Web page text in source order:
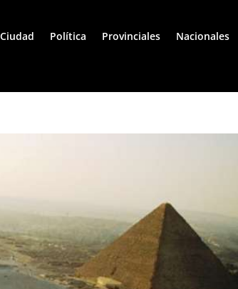
Ciudad Política Provinciales Nacionales